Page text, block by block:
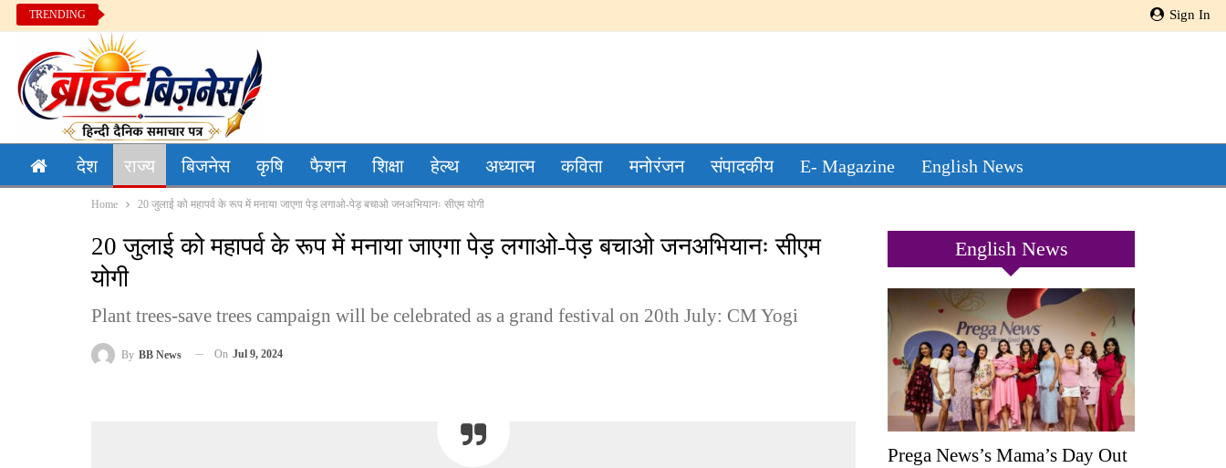
Sign In
TRENDING
देश राज्य बिजनेस कृषि फैशन शिक्षा हेल्थ अध्यात्म कविता मनोरंजन संपादकीय E- Magazine English News
Home 20 जुलाई को महापर्व के रूप में मनाया जाएगा पेड़ लगाओ-पेड़ बचाओ जनअभियानः सीएम योगी
20 जुलाई को महापर्व के रूप में मनाया जाएगा पेड़ लगाओ-पेड़ बचाओ जनअभियानः सीएम
योगी
Plant trees-save trees campaign will be celebrated as a grand festival on 20th July: CM Yogi
By BB News On Jul 9, 2024
English News
Prega News’s Mama’s Day Out